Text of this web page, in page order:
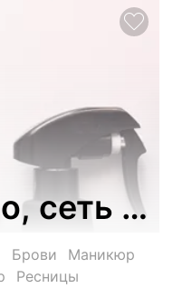
сеть
Брови
Маникюр
Ресницы